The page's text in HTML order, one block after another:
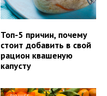
Топ-5 причин, почему
стоит добавить в свой
рацион квашеную
капусту